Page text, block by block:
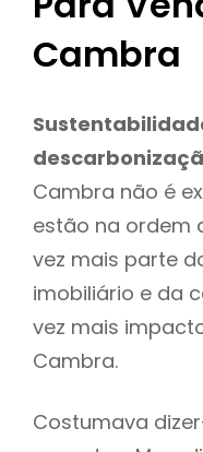
Cambra
Cambra não é
estão na ordem
vez mais parte
imobiliário e da
vez mais
Cambra.
Costumava